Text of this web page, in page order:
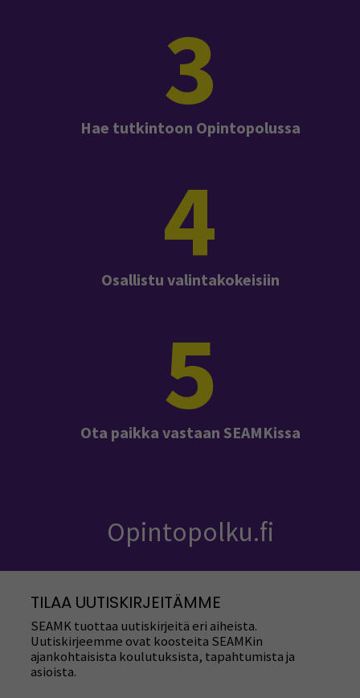
3
Hae tutkintoon Opintopolussa
4
Osallistu valintakokeisiin
5
Ota paikka vastaan SEAMKissa
Opintopolku.fi
TILAA UUTISKIRJEITÄMME
SEAMK tuottaa uutiskirjeitä eri aiheista.
Uutiskirjeemme ovat koosteita SEAMKin
ajankohtaisista koulutuksista, tapahtumista ja
asioista.